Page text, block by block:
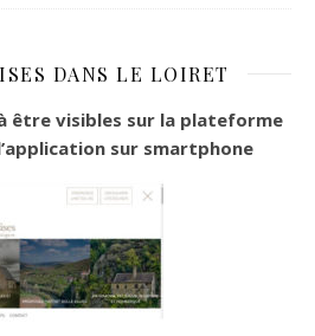
DANS LE LOIRET
être visibles sur la plateforme
sur smartphone